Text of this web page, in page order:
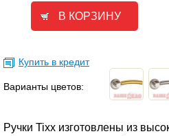
Купить в кредит
Варианты цветов:
Ручки Tixx изготовлены из